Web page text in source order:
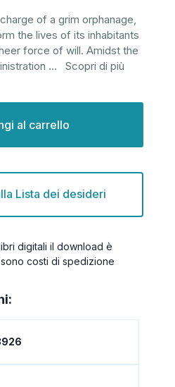
of a grim orphanage,
the lives of its inhabitants
force of will. Amidst the
... Scopri di più
Lista dei desideri
digitali il download è
costi di spedizione